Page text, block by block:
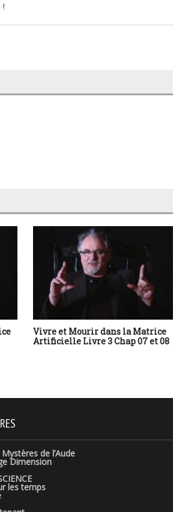
!
Vivre et Mourir dans la Matrice
Artificielle Livre 3 Chap 07 et 08
de l’Aude
Dimension
les temps